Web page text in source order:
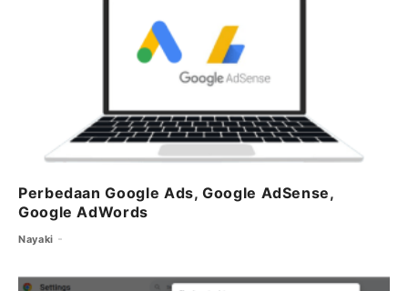
p
Perbedaan Google Ads, Google AdSense,
Google AdWords
Nayaki